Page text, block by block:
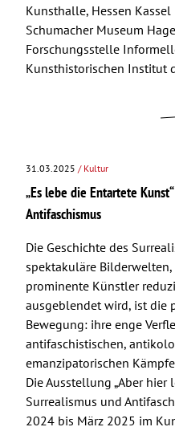
Kunsthalle, Hessen
Schumacher Museum
Forschungsstelle
Kunsthistorischen Institut
31.03.2025 / Kultur
„Es lebe die Entartete
Antifaschismus
Die Geschichte des
spektakuläre
prominente Künstler
ausgeblendet wird, ist die
Bewegung: ihre enge
antifaschistischen,
emanzipatorischen
Die Ausstellung „Aber hier
Surrealismus und
2024 bis März 2025 im